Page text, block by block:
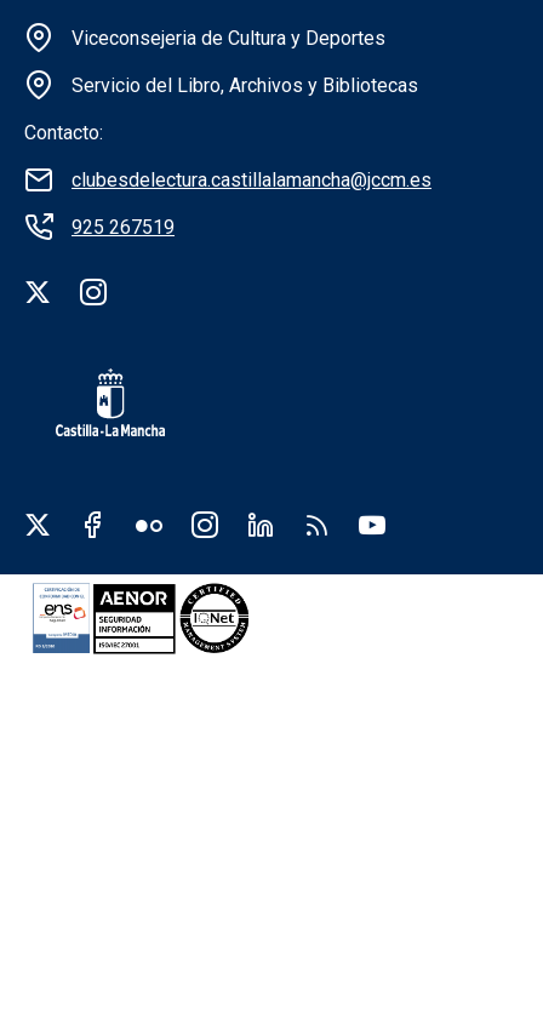
Información de la institución
Viceconsejeria de Cultura y Deportes
Servicio del Libro, Archivos y Bibliotecas
Contacto:
clubesdelectura.castillalamancha@jccm.es
925 267519
Redes sociales institución
Redes sociales JCCM